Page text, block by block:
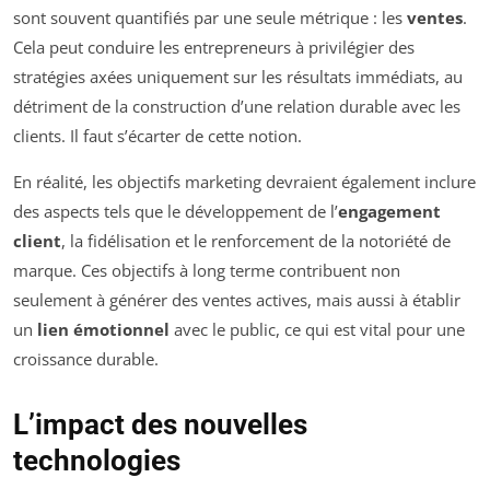
sont souvent quantifiés par une seule métrique : les ventes.
Cela peut conduire les entrepreneurs à privilégier des
stratégies axées uniquement sur les résultats immédiats, au
détriment de la construction d’une relation durable avec les
clients. Il faut s’écarter de cette notion.
En réalité, les objectifs marketing devraient également inclure
des aspects tels que le développement de l’engagement
client, la fidélisation et le renforcement de la notoriété de
marque. Ces objectifs à long terme contribuent non
seulement à générer des ventes actives, mais aussi à établir
un lien émotionnel avec le public, ce qui est vital pour une
croissance durable.
L’impact des nouvelles
technologies